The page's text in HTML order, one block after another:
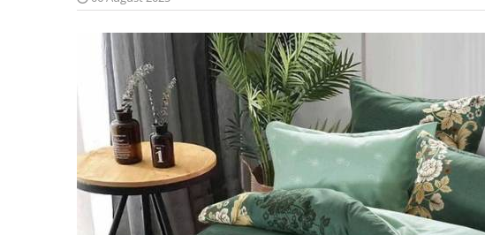
Lenjerii de finet Iprimate Digital
Lenjerii de pat Bumbac 100%
Lenjerii de pat Finet + 2 Draperii
Lenjerii de pat Saten 4 piese cu